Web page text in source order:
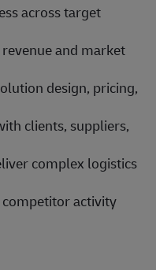
across target
and market
design, pricing,
clients, suppliers,
complex logistics
activity